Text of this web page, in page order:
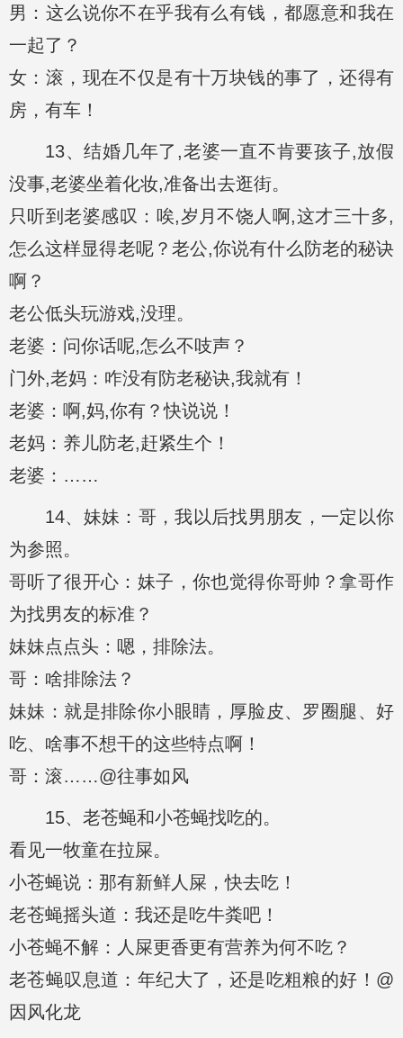
男：这么说你不在乎我有么有钱，都愿意和我在
一起了？
女：滚，现在不仅是有十万块钱的事了，还得有
房，有车！
13、结婚几年了,老婆一直不肯要孩子,放假
没事,老婆坐着化妆,准备出去逛街。
只听到老婆感叹：唉,岁月不饶人啊,这才三十多,
怎么这样显得老呢？老公,你说有什么防老的秘诀
啊？
老公低头玩游戏,没理。
老婆：问你话呢,怎么不吱声？
门外,老妈：咋没有防老秘诀,我就有！
老婆：啊,妈,你有？快说说！
老妈：养儿防老,赶紧生个！
老婆：……
14、妹妹：哥，我以后找男朋友，一定以你
为参照。
哥听了很开心：妹子，你也觉得你哥帅？拿哥作
为找男友的标准？
妹妹点点头：嗯，排除法。
哥：啥排除法？
妹妹：就是排除你小眼睛，厚脸皮、罗圈腿、好
吃、啥事不想干的这些特点啊！
哥：滚……@往事如风
15、老苍蝇和小苍蝇找吃的。
看见一牧童在拉屎。
小苍蝇说：那有新鲜人屎，快去吃！
老苍蝇摇头道：我还是吃牛粪吧！
小苍蝇不解：人屎更香更有营养为何不吃？
老苍蝇叹息道：年纪大了，还是吃粗粮的好！@
因风化龙